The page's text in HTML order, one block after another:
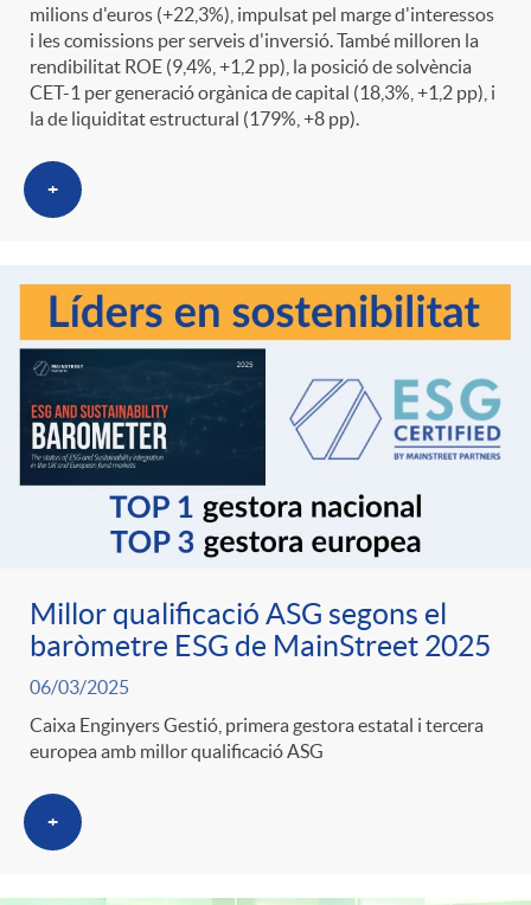
i
a
s
milions d'euros (+22,3%), impulsat pel marge d'interessos
i les comissions per serveis d'inversió. També milloren la
rendibilitat ROE (9,4%, +1,2 pp), la posició de solvència
CET-1 per generació orgànica de capital (18,3%, +1,2 pp), i
la de liquiditat estructural (179%, +8 pp).
+
Millor qualificació ASG segons el
baròmetre ESG de MainStreet 2025
06/03/2025
Caixa Enginyers Gestió, primera gestora estatal i tercera
europea amb millor qualificació ASG
+